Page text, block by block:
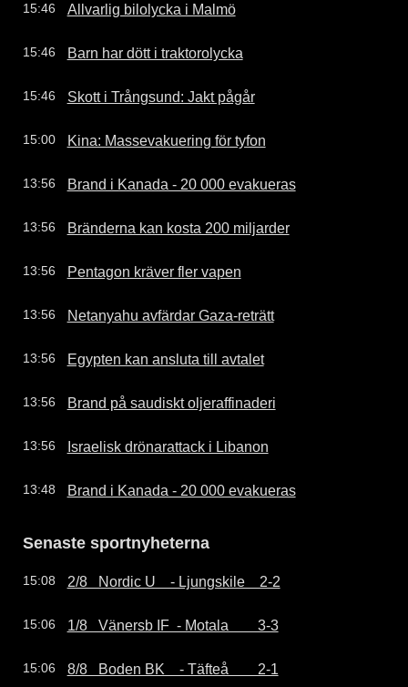
15:46 Allvarlig bilolycka i Malmö
15:46 Barn har dött i traktorolycka
15:46 Skott i Trångsund: Jakt pågår
15:00 Kina: Massevakuering för tyfon
13:56 Brand i Kanada - 20 000 evakueras
13:56 Bränderna kan kosta 200 miljarder
13:56 Pentagon kräver fler vapen
13:56 Netanyahu avfärdar Gaza-reträtt
13:56 Egypten kan ansluta till avtalet
13:56 Brand på saudiskt oljeraffinaderi
13:56 Israelisk drönarattack i Libanon
13:48 Brand i Kanada - 20 000 evakueras
Senaste sportnyheterna
15:08 2/8   Nordic U    - Ljungskile    2-2
15:06 1/8   Vänersb IF  - Motala        3-3
15:06 8/8   Boden BK    - Täfteå        2-1